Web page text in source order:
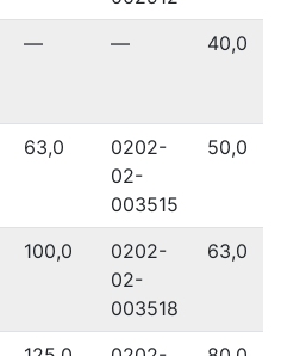
— — 40,0
63,0
0202-
02-
003515
50,0
100,0
0202-
02-
003518
63,0